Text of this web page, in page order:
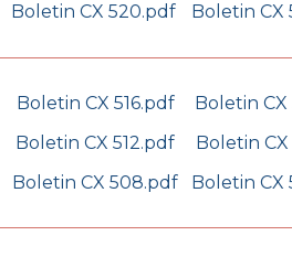
Boletin CX 520.pdf Boletin CX
Boletin CX 516.pdf
Boletin CX
Boletin CX 512.pdf
Boletin CX
Boletin CX 508.pdf Boletin CX